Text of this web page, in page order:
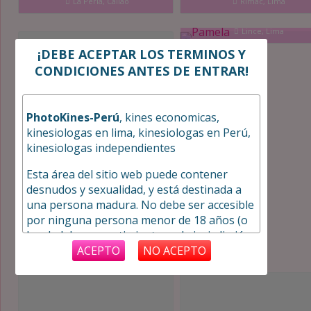
Emily
San Juan de Lurigancho, Lima
Pamela
Lince, Lima
¡DEBE ACEPTAR LOS TERMINOS Y
CONDICIONES ANTES DE ENTRAR!
PhotoKines-Perú, kines economicas,
kinesiologas en lima, kinesiologas en Perú,
kinesiologas independientes
Esta área del sitio web puede contener
desnudos y sexualidad, y está destinada a
una persona madura. No debe ser accesible
por ninguna persona menor de 18 años (o
la edad de consentimiento en la jurisdicción
desde la que se accede).
Tengo más de 18 años y tengo el derecho
ACEPTO NO ACEPTO